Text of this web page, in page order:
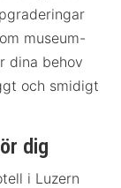
museum-
dina behov
och smidigt
dig
i Luzern